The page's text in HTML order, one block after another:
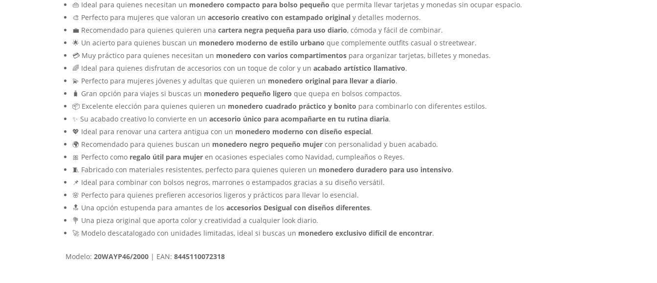
👜 Ideal para quienes necesitan un monedero compacto para bolso pequeño que permita llevar tarjetas y monedas sin ocupar espacio.
🎨 Perfecto para mujeres que valoran unaccesorio creativo con estampado original y detalles modernos.
💼 Recomendado para quienes quieren unacartera negra pequeña para uso diario, cómoda y fácil de combinar.
🌟 Un acierto para quienes buscan un monedero moderno de estilo urbano que complemente outfits casual o streetwear.
💳 Muy práctico para quienes necesitan un monedero con varios compartimentos para organizar tarjetas, billetes y monedas.
🌈 Ideal para quienes disfrutan de accesorios con un toque de color y unacabado artístico llamativo.
💫 Perfecto para mujeres jóvenes y adultas que quieren un monedero original para llevar a diario.
🧳 Gran opción para viajes si buscas un monedero pequeño ligero que quepa en bolsos compactos.
📦 Excelente elección para quienes quieren un monedero cuadrado práctico y bonito para combinarlo con diferentes estilos.
✨ Su acabado creativo lo convierte en unaccesorio único para acompañarte en tu rutina diaria.
💖 Ideal para renovar una cartera antigua con un monedero moderno con diseño especial.
🌍 Recomendado para quienes buscan un monedero negro pequeño mujer con personalidad y buen acabado.
🎀 Perfecto como regalo útil para mujer en ocasiones especiales como Navidad, cumpleaños o Reyes.
🧵 Fabricado con materiales resistentes, perfecto para quienes quieren un monedero duradero para uso intensivo.
📌 Ideal para combinar con bolsos negros, marrones o estampados gracias a su diseño versátil.
🌸 Perfecto para quienes prefieren accesorios ligeros y prácticos para llevar lo esencial.
🔝 Una opción estupenda para amantes de losaccesorios Desigual con diseños diferentes.
💐 Una pieza original que aporta color y creatividad a cualquier look diario.
🚀 Modelo descatalogado con unidades limitadas, ideal si buscas un monedero exclusivo difícil de encontrar.
Modelo:20WAYP46/2000 | EAN:8445110072318